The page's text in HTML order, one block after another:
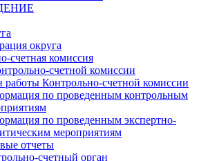
округа
счетная комиссия
счетной комиссии
работы Контрольно-счетной комиссии
по проведенным контрольным
по проведенным экспертно-
мероприятиям
отчеты
счетный орган